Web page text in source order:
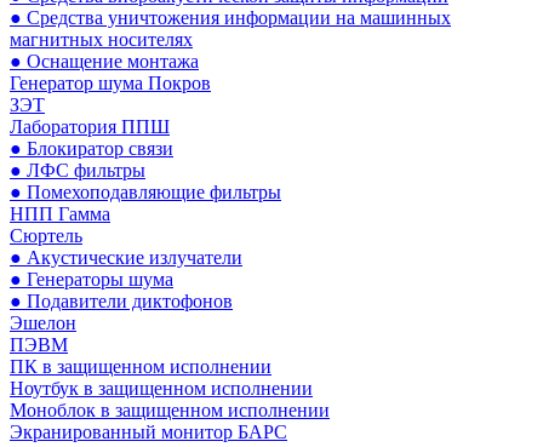
● Средства уничтожения информации на машинных
магнитных носителях
● Оснащение монтажа
Генератор шума Покров
ЗЭТ
Лаборатория ППШ
● Блокиратор связи
● ЛФС фильтры
● Помехоподавляющие фильтры
НПП Гамма
Сюртель
● Акустические излучатели
● Генераторы шума
● Подавители диктофонов
Эшелон
ПЭВМ
ПК в защищенном исполнении
Ноутбук в защищенном исполнении
Моноблок в защищенном исполнении
Экранированный монитор БАРС